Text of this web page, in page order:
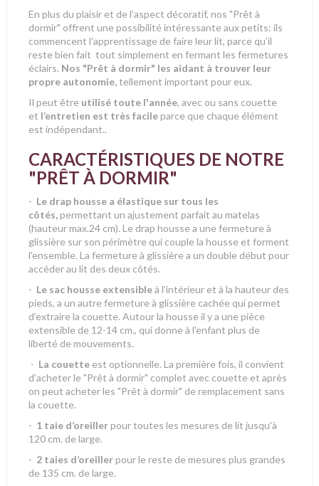
En plus du plaisir et de l’aspect décoratif, nos "Prêt à
dormir" offrent une possibilité intéressante aux petits: ils
commencent l'apprentissage de faire leur lit, parce qu’il
reste bien fait tout simplement en fermant les fermetures
éclairs. Nos "Prêt à dormir" les aidant à trouver leur
propre autonomie,tellement important pour eux.
Il peut être utilisé toute l'année, avec ou sans couette
et l’entretien est très facileparce que chaque élément
est indépendant..
CARACTÉRISTIQUES DE NOTRE
"PRÊT À DORMIR"
- Le drap housse a élastique sur tous les
côtés,permettant un ajustement parfait au matelas
(hauteur max.24 cm). Le drap housse a une fermeture à
glissière sur son périmètre qui couple la housse et forment
l'ensemble. La fermeture à glissière a un double début pour
accéder au lit des deux côtés.
- Le sac housse extensibleà l’intérieur et à la hauteur des
pieds, a un autre fermeture à glissière cachée qui permet
d’extraire la couette. Autour la housse il y a une pièce
extensible de 12-14 cm., qui donne à l'enfant plus de
liberté de mouvements.
- La couette est optionnelle. La première fois, il convient
d’acheter le "Prêt à dormir" complet avec couette et après
on peut acheter les "Prêt à dormir" de remplacement sans
la couette.
- 1 taie d’oreillerpour toutes les mesures de lit jusqu'à
120 cm. de large.
- 2 taies d’oreillerpour le reste de mesures plus grandes
de 135 cm. de large.